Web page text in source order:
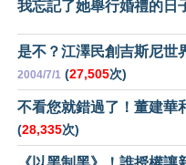
我忘記了她舉行婚禮的日
是不？江澤民創吉斯尼世
2004/7/1 (27,505次)
不看您就錯過了！董建華
(28,335次)